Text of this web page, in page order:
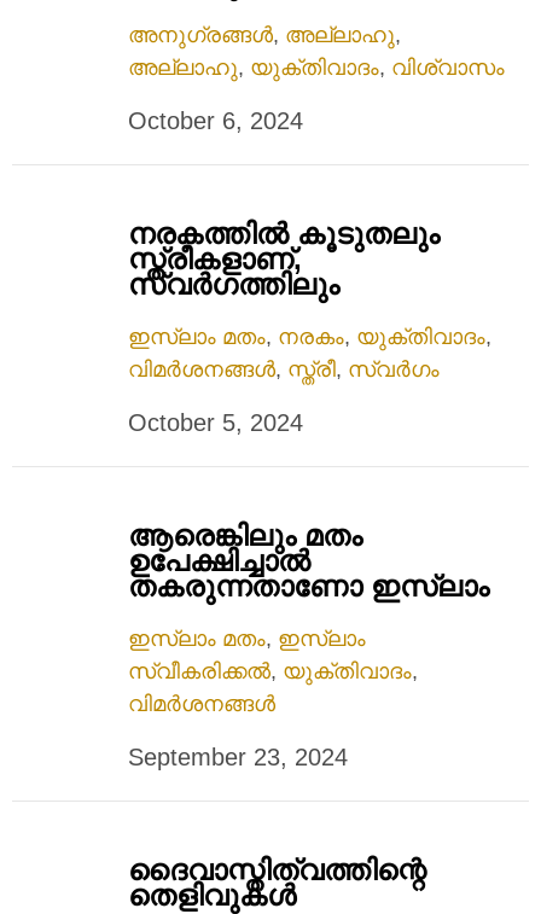
അനുഗ്രങ്ങൾ, അല്ലാഹു,
അല്ലാഹു, യുക്തിവാദം, വിശ്വാസം
October 6, 2024
നരകത്തില്‍ കൂടുതലും
സ്ത്രീകളാണ്,
സ്വർഗത്തിലും
ഇസ്ലാം മതം, നരകം, യുക്തിവാദം,
വിമർശനങ്ങൾ, സ്ത്രീ, സ്വർഗം
October 5, 2024
ആരെങ്കിലും മതം
ഉപേക്ഷിച്ചാൽ
തകരുന്നതാണോ ഇസ്ലാം
ഇസ്ലാം മതം, ഇസ്ലാം
സ്വീകരിക്കൽ, യുക്തിവാദം,
വിമർശനങ്ങൾ
September 23, 2024
ദൈവാസ്തിത്വത്തിന്റെ
തെളിവുകള്‍